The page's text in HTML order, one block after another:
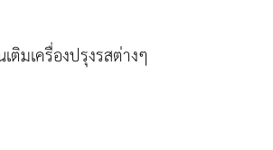
ติมเครื่องปรุงรสต่างๆ